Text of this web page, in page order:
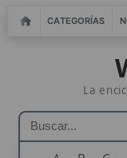
CATEGORÍAS
La
A B C D